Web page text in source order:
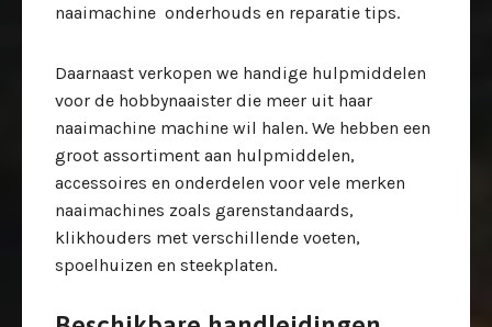
naaimachine onderhouds en reparatie tips.
Daarnaast verkopen we handige hulpmiddelen
voor de hobbynaaister die meer uit haar
naaimachine machine wil halen. We hebben een
groot assortiment aan hulpmiddelen,
accessoires en onderdelen voor vele merken
naaimachines zoals garenstandaards,
klikhouders met verschillende voeten,
spoelhuizen en steekplaten.